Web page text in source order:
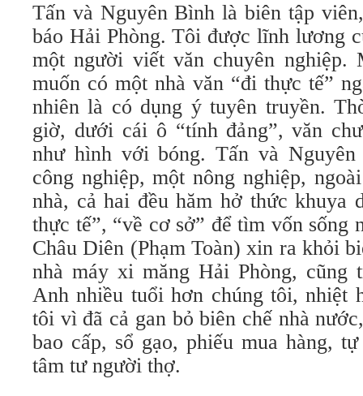
Tấn và Nguyên Bình là biên tập
báo Hải Phòng. Tôi được lĩnh lương
một người viết văn chuyên nghiệp.
muốn có một nhà văn “đi thực tế”
nhiên là có dụng ý tuyên truyền.
giờ, dưới cái ô “tính đảng”, văn
như hình với bóng. Tấn và
công nghiệp, một nông nghiệp,
nhà, cả hai đều hăm hở thức khuya
thực tế”, “về cơ sở” để tìm vốn sống
Châu Diên (Phạm Toàn) xin ra khỏi
nhà máy xi măng Hải Phòng, cũng
Anh nhiều tuổi hơn chúng tôi, nhiệt
tôi vì đã cả gan bỏ biên chế nhà
bao cấp, sổ gạo, phiếu mua hàng,
tâm tư người thợ.